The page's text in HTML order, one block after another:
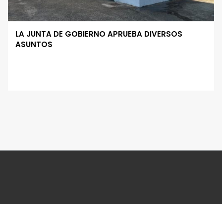
LA JUNTA DE GOBIERNO APRUEBA DIVERSOS
ASUNTOS